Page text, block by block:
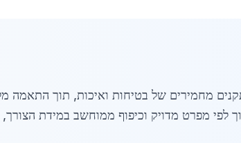
מחמירים של בטיחות ואיכות, תוך התאמה
לפי מפרט מדויק וכיפוף ממוחשב במידת